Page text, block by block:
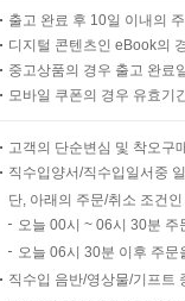
출고 완료 후 10일 이내의
디지털 콘텐츠인 eBook의
중고상품의 경우 출고 완료
모바일 쿠폰의 경우 유효기
고객의 단순변심 및 착오구
직수입양서/직수입일서중
단, 아래의 주문/취소 조건
오늘 00시 ~ 06시 30분
오늘 06시 30분 이후 주
직수입 음반/영상물/기프트